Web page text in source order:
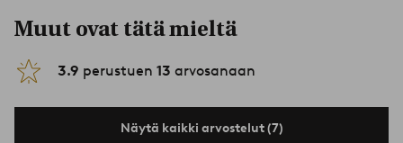
Muut ovat tätä mieltä
3.9 perustuen 13 arvosanaan
Näytä kaikki arvostelut (7)